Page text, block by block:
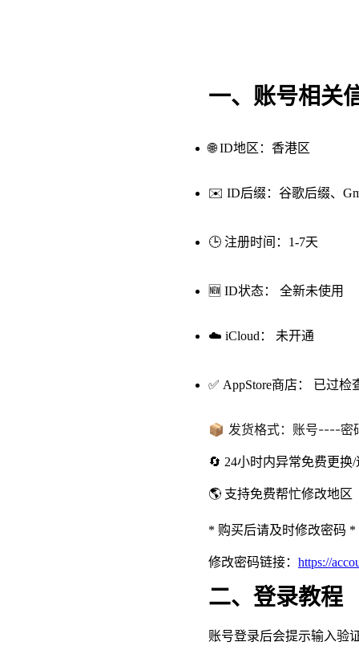
一、账号相关
🌐 ID地区：香港区
✉️ ID后缀：谷歌后缀、
🕒 注册时间：1-7天
🆕 ID状态： 全新未使用
☁️ iCloud： 未开通
✅ AppStore商店： 已过检
📦 发货格式：账号----密
🔄 24小时内异常免费更换/
🌎 支持免费帮忙修改地区
* 购买后请及时修改密码
修改密码链接： https://
二、登录教程
账号登录后会提示输入验